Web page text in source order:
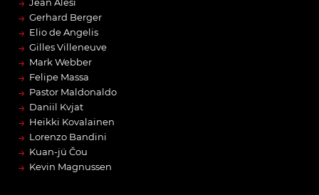
→ Gerhard Berger
→ Elio de Angelis
→ Gilles Villeneuve
→ Mark Webber
→ Felipe Massa
→ Pastor Maldonaldo
→ Daniil Kvjat
→ Heikki Kovalainen
→ Lorenzo Bandini
→ Kuan-jü Čou
→ Kevin Magnussen